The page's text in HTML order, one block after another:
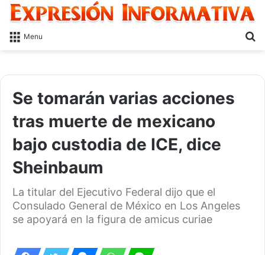
Menu
Se tomarán varias acciones
tras muerte de mexicano
bajo custodia de ICE, dice
Sheinbaum
La titular del Ejecutivo Federal dijo que el
Consulado General de México en Los Angeles
se apoyará en la figura de amicus curiae